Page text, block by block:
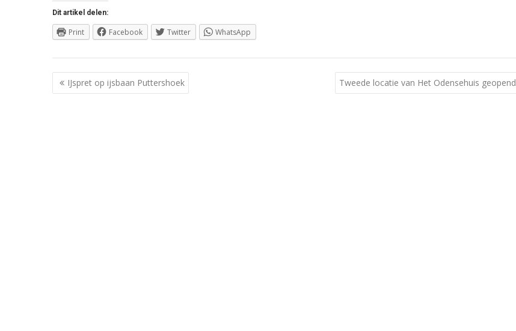
Dit artikel delen:
Print Facebook Twitter WhatsApp
Berichtnavigatie
IJspret op ijsbaan Puttershoek Tweede locatie van Het Odensehuis geopend